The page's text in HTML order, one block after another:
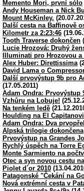
Memento Mori, první sólo
Andy Houseman a Nick
Mount McKinley.
Další cesta na Baffinově
Kilometr za 2:23:46
Tooth Traverse dokončen
Lucie Hrozová: Druhý
Illuminati pro Hrozovou a
Alex Huber: Direttissima
David Lama o
Další prvovýstup 9b pro
(17.05.2011)
Adam Ondra: Prvovýstup
Vzhůru na Lobuje!
Na tenkém ledě
Houlding na El Capitanovi
Adam Ondra: Dva
Alpská trilogie dokončena
Prvovýstup na Grandes
Rychlý úspěch na Torre
Monte Sarmiento na
Otec a syn novou cestu
Piolet d´or 2010
Patagonské "Čekání na
Nová extrémní cesta v